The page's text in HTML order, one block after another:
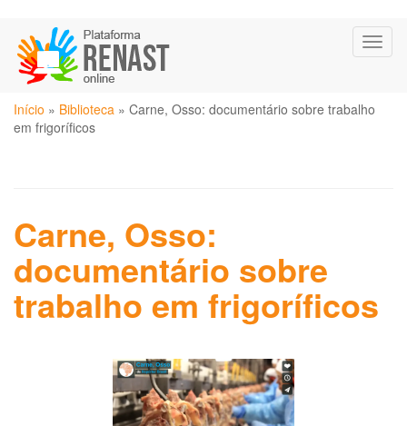
para
conteúdo
principal
Você
está
Início » Biblioteca » Carne, Osso: documentário sobre trabalho
em frigoríficos
Carne, Osso:
documentário sobre
trabalho em frigoríficos